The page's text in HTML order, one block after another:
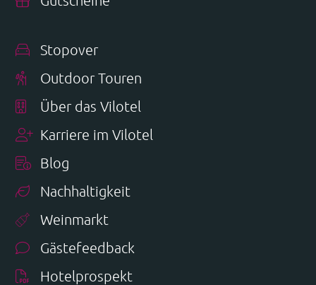
Stopover
Outdoor Touren
Über das Vilotel
Karriere im Vilotel
Blog
Nachhaltigkeit
Weinmarkt
Gästefeedback
Hotelprospekt